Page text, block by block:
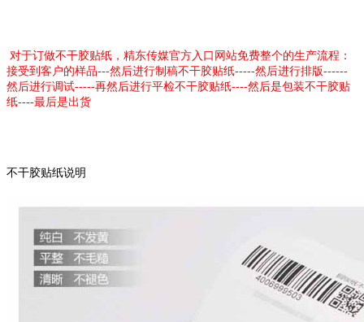
对于订做不干胶贴纸，精东传媒官方入口网站免费整个的生产流程：
接受到客户的样品---然后进行制稿不干胶贴纸-----然后进行排版------
然后进行调试-----再然后进行平检不干胶贴纸----然后是包装不干胶贴
纸----最后是出货
不干胶贴纸说明